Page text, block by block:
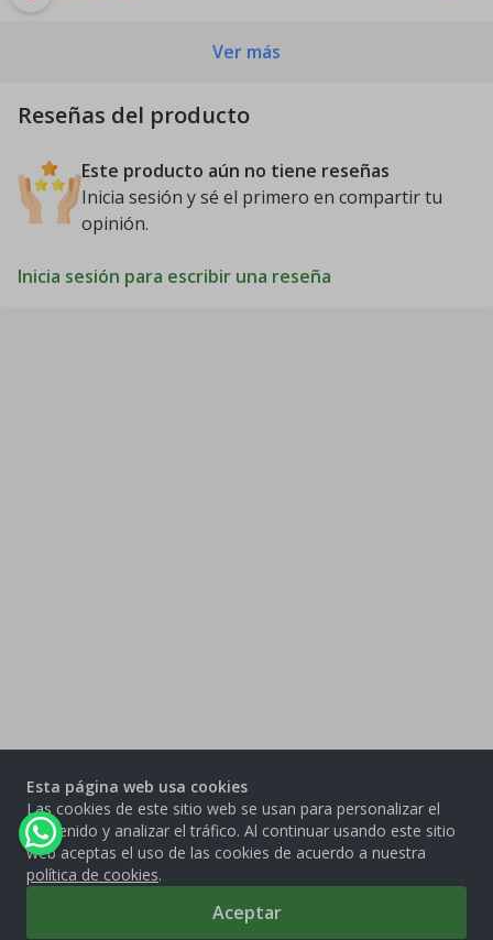
Ver más
Reseñas del producto
Este producto aún no tiene reseñas
Inicia sesión y sé el primero en compartir tu
opinión.
Inicia sesión para escribir una reseña
Esta página web usa cookies
Las cookies de este sitio web se usan para personalizar el
contenido y analizar el tráfico. Al continuar usando este sitio
web aceptas el uso de las cookies de acuerdo a nuestra
política de cookies.
Aceptar